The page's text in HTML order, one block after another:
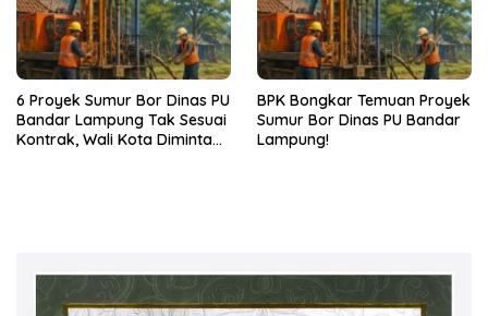
6 Proyek Sumur Bor Dinas PU
Bandar Lampung Tak Sesuai
Kontrak, Wali Kota Diminta
BPK Bongkar Temuan Proyek
Sumur Bor Dinas PU Bandar
Lampung!